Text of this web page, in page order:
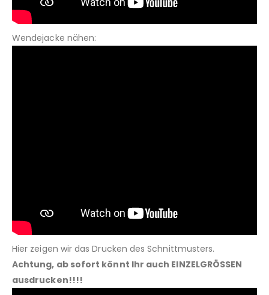
Wendejacke nähen:
Hier zeigen wir das Drucken des Schnittmusters.
Achtung, ab sofort könnt Ihr auch EINZELGRÖSSEN
ausdrucken!!!!